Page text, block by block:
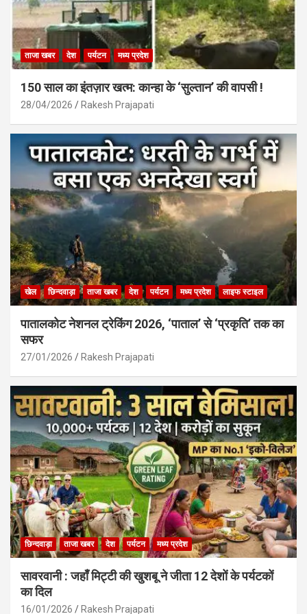
ताजा खबर देश पर्यटन मध्य प्रदेश
150 साल का इंतज़ार खत्म: कान्हा के ‘सुल्तान’ की वापसी !
28/04/2026 Rakesh Prajapati
खेल छिन्दवाड़ा ताजा खबर देश पर्यटन मध्य प्रदेश लाइफ स्टाइल
पातालकोट नेशनल ट्रेकिंग 2026, ‘पाताल’ से ‘प्रकृति’ तक का
सफर
27/01/2026 Rakesh Prajapati
छिन्दवाड़ा ताजा खबर देश पर्यटन मध्य प्रदेश
सावरवानी : जहाँ मिट्टी की खुशबू ने जीता 12 देशों के पर्यटकों
का दिल
16/01/2026 Rakesh Prajapati